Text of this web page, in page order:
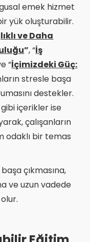
emek hizmet
yük oluşturabilir.
ve Daha
”, “İş
“İçimizdeki Güç:
stresle başa
destekler.
gibi içerikler ise
çalışanların
odaklı bir temas
çıkmasına,
ve uzun vadede